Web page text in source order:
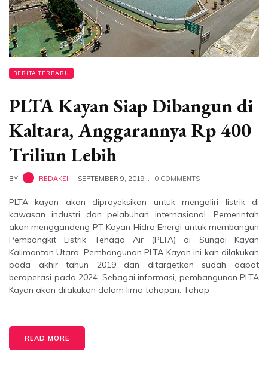
BERITA TERBARU
PLTA Kayan Siap Dibangun di
Kaltara, Anggarannya Rp 400
Triliun Lebih
BY REDAKSI SEPTEMBER 9, 2019 0 COMMENTS
PLTA kayan akan diproyeksikan untuk mengaliri listrik di
kawasan industri dan pelabuhan internasional. Pemerintah
akan menggandeng PT Kayan Hidro Energi untuk membangun
Pembangkit Listrik Tenaga Air (PLTA) di Sungai Kayan
Kalimantan Utara. Pembangunan PLTA Kayan ini kan dilakukan
pada akhir tahun 2019 dan ditargetkan sudah dapat
beroperasi pada 2024. Sebagai informasi, pembangunan PLTA
Kayan akan dilakukan dalam lima tahapan. Tahap
READ MORE